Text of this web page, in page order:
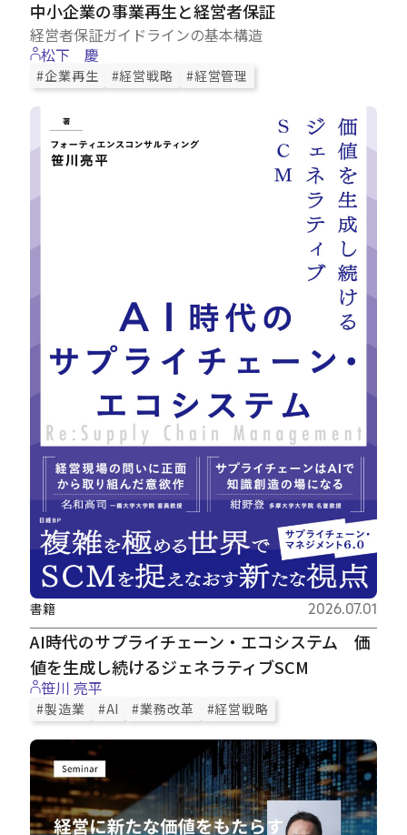
中小企業の事業再生と経営者保証
経営者保証ガイドラインの基本構造
松下 慶
#企業再生 #経営戦略 #経営管理
AI時代のサプライチェーン・エコシステム 価
値を生成し続けるジェネラティブSCM
書籍 2026.07.01
笹川 亮平
#製造業 #AI #業務改革 #経営戦略